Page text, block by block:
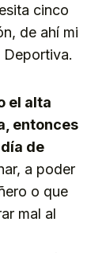
cinco
de ahí mi
Deportiva.
el alta
entonces
de
a poder
o que
mal al